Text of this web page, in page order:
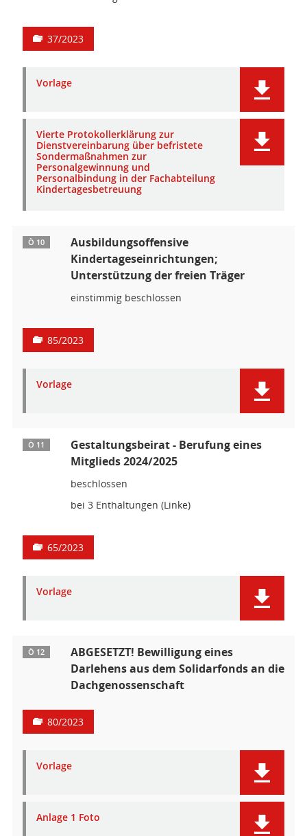
37/2023
Vorlage
Vierte Protokollerklärung zur
Dienstvereinbarung über befristete
Sondermaßnahmen zur
Personalgewinnung und
Personalbindung in der Fachabteilung
Kindertagesbetreuung
Ö 10
Ausbildungsoffensive
Kindertageseinrichtungen;
Unterstützung der freien Träger
einstimmig beschlossen
85/2023
Vorlage
Ö 11
Gestaltungsbeirat - Berufung eines
Mitglieds 2024/2025
beschlossen
bei 3 Enthaltungen (Linke)
65/2023
Vorlage
Ö 12
ABGESETZT! Bewilligung eines
Darlehens aus dem Solidarfonds an die
Dachgenossenschaft
80/2023
Vorlage
Anlage 1 Foto